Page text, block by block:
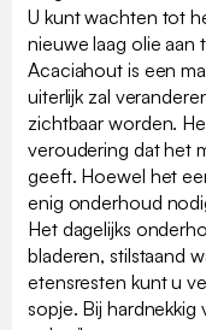
U kunt wachten tot
nieuwe laag olie
Acaciahout is een
uiterlijk zal
zichtbaar worden.
veroudering dat het
geeft. Hoewel het
enig onderhoud
Het dagelijks
bladeren, stilstaand
etensresten kunt u
sopje. Bij hardnekkig